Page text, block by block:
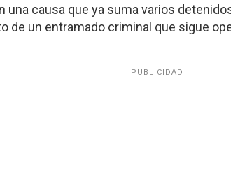
una causa que ya suma varios
de un entramado criminal que sigue
PUBLICIDAD